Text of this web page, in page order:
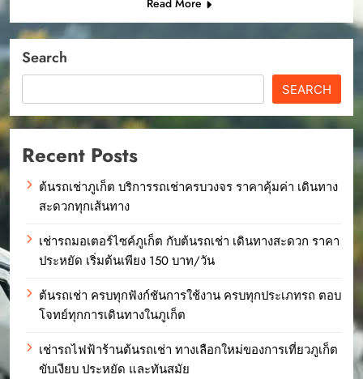
Search
SEARCH
Recent Posts
ต้นรถเช่าภูเก็ต บริการรถเช่าครบวงจร ราคาคุ้มค่า เดินทาง
สะดวกทุกเส้นทาง
เช่ารถมอเตอร์ไซค์ภูเก็ต กับต้นรถเช่า เดินทางสะดวก ราคา
ประหยัด เริ่มต้นเพียง 150 บาท/วัน
ต้นรถเช่า ครบทุกฟังก์ชันการใช้งาน ครบทุกประเภทรถ ตอบ
โจทย์ทุกการเดินทางในภูเก็ต
เช่ารถไฟฟ้าร้านต้นรถเช่า ทางเลือกใหม่ของการเที่ยวภูเก็ต
ขับเงียบ ประหยัด และทันสมัย